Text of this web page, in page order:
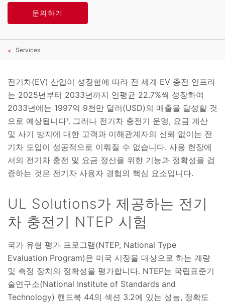
문의하기
Services
전기차(EV) 산업이 성장함에 따라 전 세계 EV 충전 인프라
는 2025년부터 2033년까지 연평균 22.7%씩 성장하여
2033년에는 1997억 9천만 달러(USD)의 매출을 달성할 것
으로 예상됩니다1 . 그러나 전기차 충전기 운영, 요금 계산
및 사기 방지에 대한 고객과 이해관계자의 신뢰 없이는 전
기차 도입이 성공적으로 이뤄질 수 없습니다. 사용 현장에
서의 전기차 충전 및 요금 정산을 위한 기능과 정확성을 검
증하는 것은 전기차 사용자 경험의 핵심 요소입니다.
UL Solutions가 제공하는 전기
차 충전기 NTEP 시험
국가 유형 평가 프로그램(NTEP, National Type
Evaluation Program)은 미국 시장을 대상으로 하는 계량
및 측정 장치의 정확성을 평가합니다. NTEP는 국립표준기
술연구소(National Institute of Standards and
Technology) 핸드북 44의 섹션 3.2에 있는 성능, 정확도